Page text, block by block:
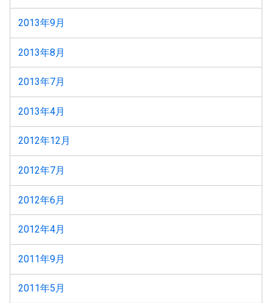
2013年9月
2013年8月
2013年7月
2013年4月
2012年12月
2012年7月
2012年6月
2012年4月
2011年9月
2011年5月